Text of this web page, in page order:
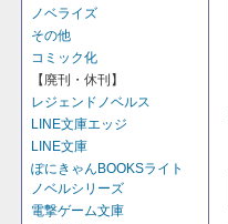
ノベライズ
その他
コミック化
【廃刊・休刊】
レジェンドノベルス
LINE文庫エッジ
LINE文庫
ぽにきゃんBOOKSライト
ノベルシリーズ
電撃ゲーム文庫